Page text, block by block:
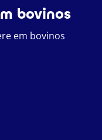
bovinos
em bovinos